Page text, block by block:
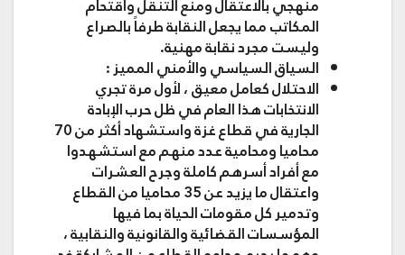
منهجي بالاعتقال ومنع التنقل واقتحام
المكاتب مما يجعل النقابة طرفاً بالصراع
وليست مجرد نقابة مهنية.
السياق السياسي والأمني المميز :
الاحتلال كعامل معيق، لأول مرة تجري
الانتخابات هذا العام في ظل حرب الإبادة
الجارية في قطاع غزة واستشهاد أكثر من 70
محاميا ومحامية عدد منهم مع استشهدوا
مع أفراد أسرهم كاملة وجرح العشرات
واعتقال ما يزيد عن 35 محاميا من القطاع
وتدمير كل مقومات الحياة بما فيها
المؤسسات القضائية والقانونية والنقابية ،